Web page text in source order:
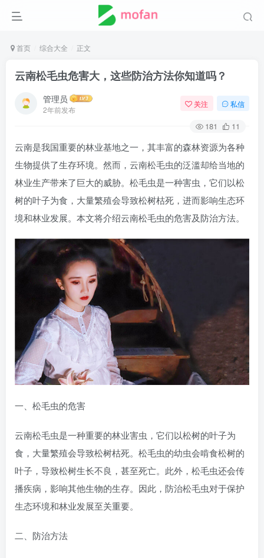
首页 综合大全 正文
云南松毛虫危害大，这些防治方法你知道吗？
管理员
2年前发布
关注 私信
181 11
云南是我国重要的林业基地之一，其丰富的森林资源为各种
生物提供了生存环境。然而，云南松毛虫的泛滥却给当地的
林业生产带来了巨大的威胁。松毛虫是一种害虫，它们以松
树的叶子为食，大量繁殖会导致松树枯死，进而影响生态环
境和林业发展。本文将介绍云南松毛虫的危害及防治方法。
一、松毛虫的危害
云南松毛虫是一种重要的林业害虫，它们以松树的叶子为
食，大量繁殖会导致松树枯死。松毛虫的幼虫会啃食松树的
叶子，导致松树生长不良，甚至死亡。此外，松毛虫还会传
播疾病，影响其他生物的生存。因此，防治松毛虫对于保护
生态环境和林业发展至关重要。
二、防治方法